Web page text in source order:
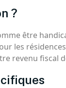
?
être
les
revenu fiscal